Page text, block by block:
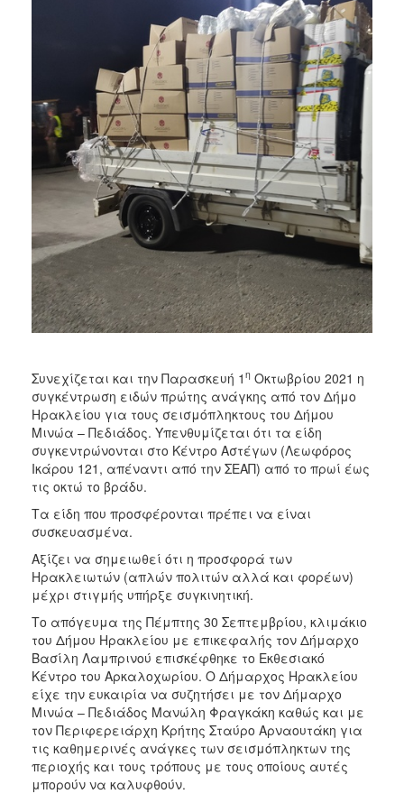
2006
ΤΟΠΟΣ
ΑΝΘΕΚΤΙΚΗ
Συνεχίζεται και την Παρασκευή 1 η Οκτωβρίου 2021 η
συγκέντρωση ειδών πρώτης ανάγκης από τον Δήμο
Ηρακλείου για τους σεισμόπληκτους του Δήμου
Μινώα – Πεδιάδος. Υπενθυμίζεται ότι τα είδη
συγκεντρώνονται στο Κέντρο Αστέγων (Λεωφόρος
Ικάρου 121, απέναντι από την ΣΕΑΠ) από το πρωί έως
τις οκτώ το βράδυ.
Τα είδη που προσφέρονται πρέπει να είναι
συσκευασμένα.
Αξίζει να σημειωθεί ότι η προσφορά των
Ηρακλειωτών (απλών πολιτών αλλά και φορέων)
μέχρι στιγμής υπήρξε συγκινητική.
Το απόγευμα της Πέμπτης 30 Σεπτεμβρίου, κλιμάκιο
του Δήμου Ηρακλείου με επικεφαλής τον Δήμαρχο
Βασίλη Λαμπρινού επισκέφθηκε το Εκθεσιακό
Κέντρο του Αρκαλοχωρίου. Ο Δήμαρχος Ηρακλείου
είχε την ευκαιρία να συζητήσει με τον Δήμαρχο
Μινώα – Πεδιάδος Μανώλη Φραγκάκη καθώς και με
τον Περιφερειάρχη Κρήτης Σταύρο Αρναουτάκη για
τις καθημερινές ανάγκες των σεισμόπληκτων της
περιοχής και τους τρόπους με τους οποίους αυτές
μπορούν να καλυφθούν.